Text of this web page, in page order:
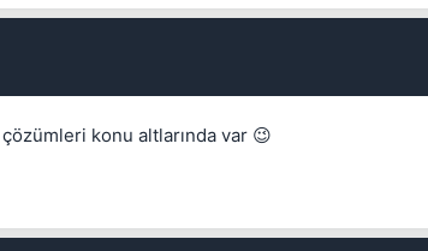
konu altlarında var 😉